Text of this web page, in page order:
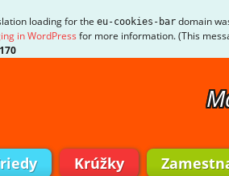
loading for the eu-cookies-bar domain
in WordPress for more information. (This
Krúžky